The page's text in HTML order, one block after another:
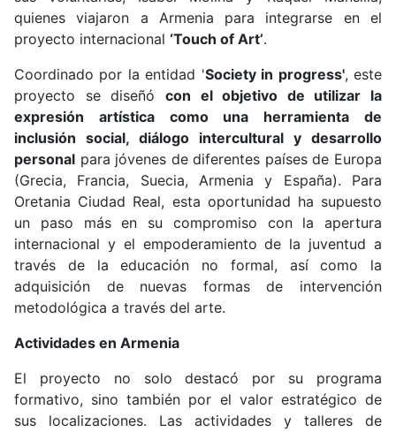
quienes viajaron a Armenia para integrarse en el
proyecto internacional ‘Touch of Art’.
Coordinado por la entidad 'Society in progress', este
proyecto se diseñó con el objetivo de utilizar la
expresión artística como una herramienta de
inclusión social, diálogo intercultural y desarrollo
personal para jóvenes de diferentes países de Europa
(Grecia, Francia, Suecia, Armenia y España). Para
Oretania Ciudad Real, esta oportunidad ha supuesto
un paso más en su compromiso con la apertura
internacional y el empoderamiento de la juventud a
través de la educación no formal, así como la
adquisición de nuevas formas de intervención
metodológica a través del arte.
Actividades en Armenia
El proyecto no solo destacó por su programa
formativo, sino también por el valor estratégico de
sus localizaciones. Las actividades y talleres de